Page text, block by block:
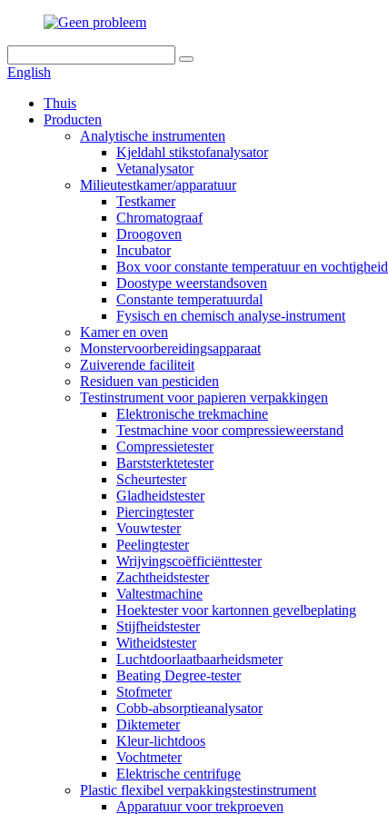
English
Thuis
Producten
Analytische instrumenten
Kjeldahl stikstofanalysator
Vetanalysator
Milieutestkamer/apparatuur
Testkamer
Chromatograaf
Droogoven
Incubator
Box voor constante temperatuur en vochtigheid
Doostype weerstandsoven
Constante temperatuurdal
Fysisch en chemisch analyse-instrument
Kamer en oven
Monstervoorbereidingsapparaat
Zuiverende faciliteit
Residuen van pesticiden
Testinstrument voor papieren verpakkingen
Elektronische trekmachine
Testmachine voor compressieweerstand
Compressietester
Barststerktetester
Scheurtester
Gladheidstester
Piercingtester
Vouwtester
Peelingtester
Wrijvingscoëfficiënttester
Zachtheidstester
Valtestmachine
Hoektester voor kartonnen gevelbeplating
Stijfheidstester
Witheidstester
Luchtdoorlaatbaarheidsmeter
Beating Degree-tester
Stofmeter
Cobb-absorptieanalysator
Diktemeter
Kleur-lichtdoos
Vochtmeter
Elektrische centrifuge
Plastic flexibel verpakkingstestinstrument
Apparatuur voor trekproeven